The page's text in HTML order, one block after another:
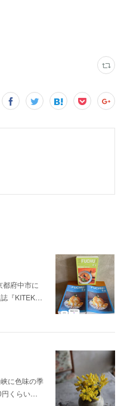
府中市に
『KITEK…
に色味の季
円くらい…